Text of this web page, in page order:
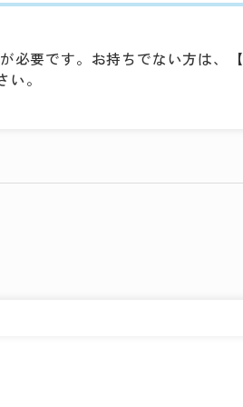
必要です。お持ちでない方は、
。